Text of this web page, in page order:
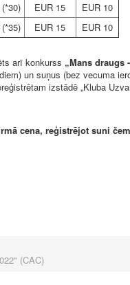
EUR 15
EUR 10
EUR 15 EUR 10
arī konkurss „Mans draugs
un suņus (bez vecuma
izstādē „Kluba
cena, reģistrējot suni
(CAC)